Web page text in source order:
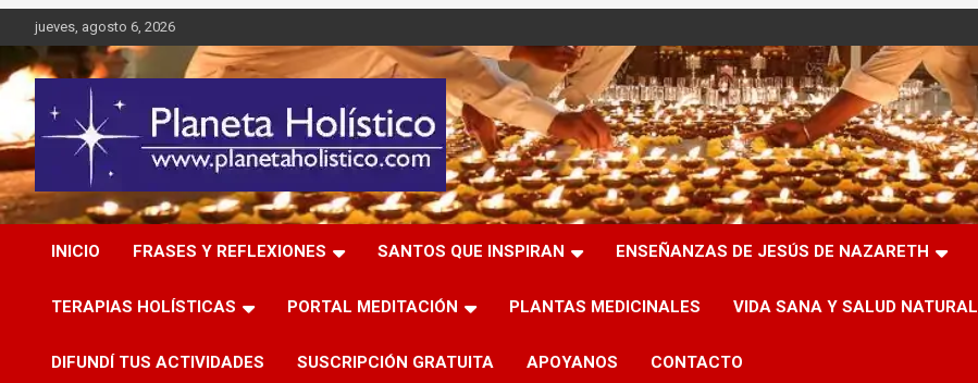
Saltar
al
contenido
jueves, agosto 6, 2026
Planeta Holístico
Difusión de espiritualidad, terapias alternativas holísticas,
cursos, talleres y seminarios
INICIO
FRASES Y REFLEXIONES SANTOS QUE INSPIRAN ENSEÑANZAS DE JESÚS DE NAZARETH
TERAPIAS HOLÍSTICAS PORTAL MEDITACIÓN PLANTAS MEDICINALES VIDA SANA Y SALUD NATURAL
DIFUNDÍ TUS ACTIVIDADES SUSCRIPCIÓN GRATUITA APOYANOS CONTACTO